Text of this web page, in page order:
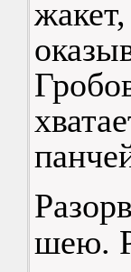
шею.